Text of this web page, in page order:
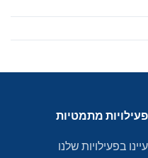
פעילויות מתמטיות
עיינו בפעילויות שלנו